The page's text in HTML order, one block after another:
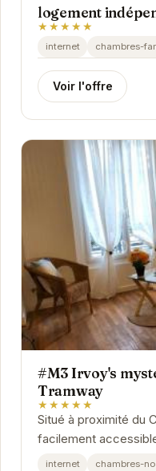
logement
★★★★★
internet chambres-
Voir l'offre
#M3 Irvoy's
Tramway
★★★★★
Situé à proximité du
facilement
mystery propose un
internet
chambres-